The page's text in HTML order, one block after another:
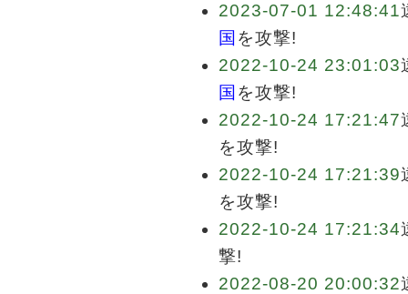
2023-07-01 12:48:41
国 を攻撃!
2022-10-24 23:01:03
国 を攻撃!
2022-10-24 17:21:47
を攻撃!
2022-10-24 17:21:39
を攻撃!
2022-10-24 17:21:34
撃!
2022-08-20 20:00:32